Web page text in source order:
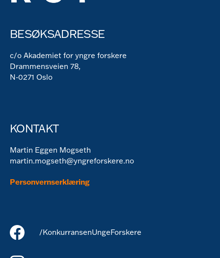
BESØKSADRESSE
c/o Akademiet for yngre forskere
Drammensveien 78,
N-0271 Oslo
KONTAKT
Martin Eggen Mogseth
martin.mogseth@yngreforskere.no
Personvernserklæring
/KonkurransenUngeForskere